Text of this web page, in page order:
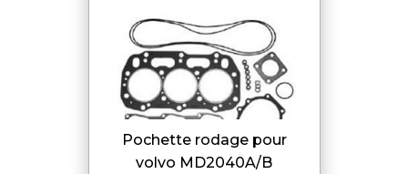
pochette rodage pour
volvo MD2040A/B